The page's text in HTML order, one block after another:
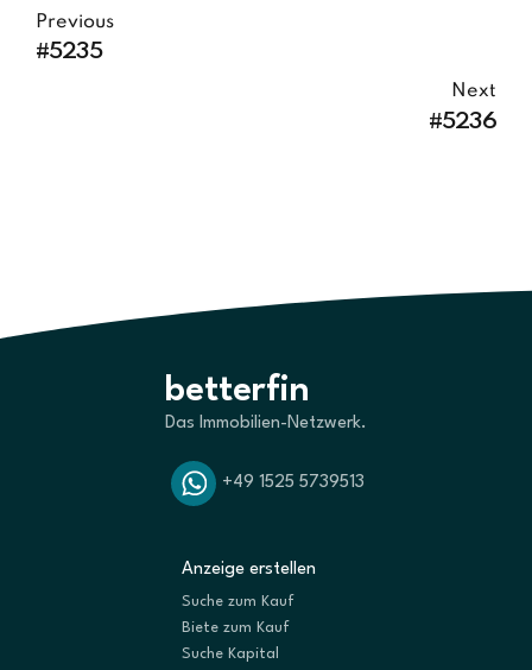
Previous
#5235
Next
#5236
betterfin
Das Immobilien-Netzwerk.
+49 1525 5739513
Anzeige erstellen
Suche zum Kauf
Biete zum Kauf
Suche Kapital